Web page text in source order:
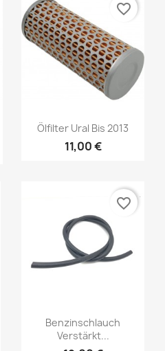
Ölfilter Ural Bis 2013
11,00 €
favorite_border
Benzinschlauch
Verstärkt...
favorite_border